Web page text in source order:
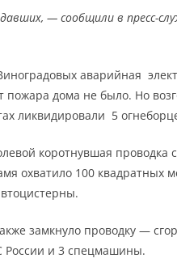
— сообщили в пресс-
аварийная
пожара дома не было. Но
ликвидировали 5
коротнувшая проводка
охватило 100 квадратных
замкнуло проводку —
России и 3 спецмашины.